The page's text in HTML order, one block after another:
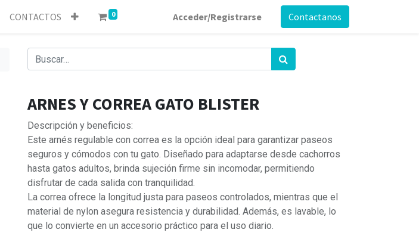
CONTACTOS 0 Acceder/Registrarse Contactanos
ARNES Y CORREA GATO BLISTER
Descripción y beneficios:
Este arnés regulable con correa es la opción ideal para garantizar paseos
seguros y cómodos con tu gato. Diseñado para adaptarse desde cachorros
hasta gatos adultos, brinda sujeción firme sin incomodar, permitiendo
disfrutar de cada salida con tranquilidad.
La correa ofrece la longitud justa para paseos controlados, mientras que el
material de nylon asegura resistencia y durabilidad. Además, es lavable, lo
que lo convierte en un accesorio práctico para el uso diario.